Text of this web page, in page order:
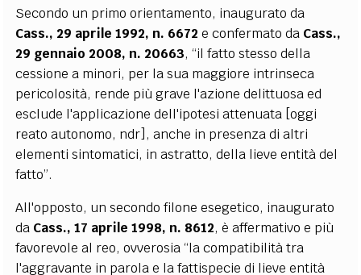
Secondo un primo orientamento, inaugurato da
Cass., 29 aprile 1992, n. 6672 e confermato da Cass.,
29 gennaio 2008, n. 20663, “il fatto stesso della
cessione a minori, per la sua maggiore intrinseca
pericolosità, rende più grave l'azione delittuosa ed
esclude l'applicazione dell'ipotesi attenuata [oggi
reato autonomo, ndr], anche in presenza di altri
elementi sintomatici, in astratto, della lieve entità del
fatto”.
All'opposto, un secondo filone esegetico, inaugurato
da Cass., 17 aprile 1998, n. 8612, è affermativo e più
favorevole al reo, ovverosia “la compatibilità tra
l'aggravante in parola e la fattispecie di lieve entità